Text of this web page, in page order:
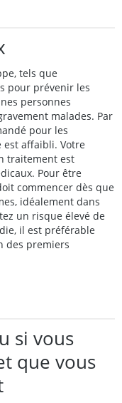
tels que
pour prévenir les
personnes
malades. Par
pour les
est affaibli. Votre
traitement est
Pour être
commencer dès que
idéalement dans
un risque élevé de
il est préférable
des premiers
si vous
que vous